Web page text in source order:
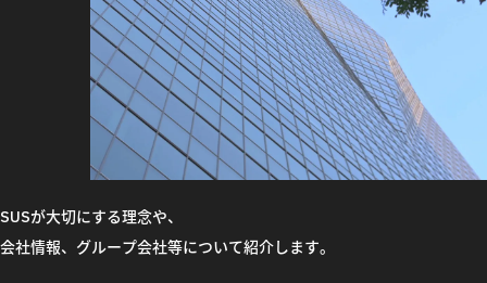
SUSが大切にする理念や、
会社情報、グループ会社等について紹介します。